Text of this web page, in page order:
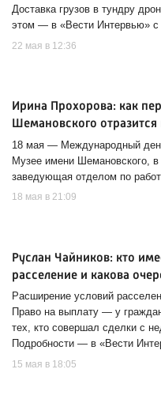
Доставка грузов в тундру
этом — в «Вести Интервью»
22 мая в 12:36
Ирина Прохорова: как
Шемановского отразится
18 мая — Международный
Музее имени Шемановского,
заведующая отделом по
18 мая в 21:09
Руслан Чайников: кто
расселение и какова
Расширение условий
Право на выплату — у
тех, кто совершал сделки с
Подробности — в «Вести
15 мая в 18:05